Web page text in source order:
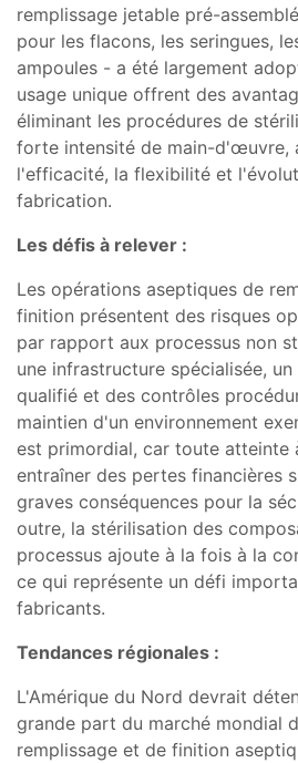
remplissage jetable pré-
pour les flacons, les seringues,
ampoules - a été largement
usage unique offrent des
éliminant les procédures de
forte intensité de main-d'œuvre,
l'efficacité, la flexibilité et
fabrication.
Les défis à relever :
Les opérations aseptiques de
finition présentent des risques
par rapport aux processus non
une infrastructure spécialisée,
qualifié et des contrôles
maintien d'un environnement
est primordial, car toute atteinte
entraîner des pertes financières
graves conséquences pour la
outre, la stérilisation des
processus ajoute à la fois à la
ce qui représente un défi
fabricants.
Tendances régionales :
L'Amérique du Nord devrait
grande part du marché mondial
remplissage et de finition